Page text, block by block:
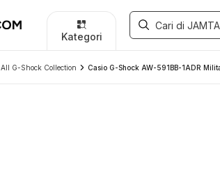
Kategori
All G-Shock Collection Casio G-Shock AW-591BB-1ADR